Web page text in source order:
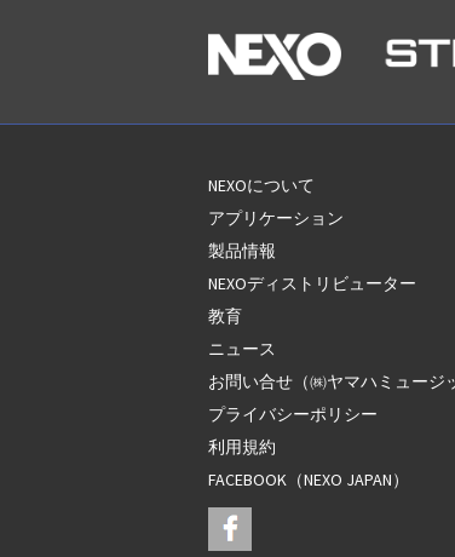
NEXOについて
アプリケーション
製品情報
NEXOディストリビューター
教育
ニュース
お問い合せ（㈱ヤマハミュージ
プライバシーポリシー
利用規約
FACEBOOK（NEXO JAPAN）